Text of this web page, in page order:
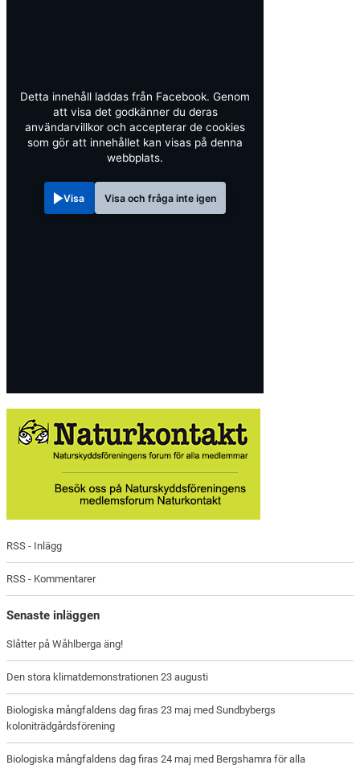
Detta innehåll laddas från Facebook. Genom
att visa det godkänner du deras
användarvillkor och accepterar de cookies
som gör att innehållet kan visas på denna
webbplats.
Visa Visa och fråga inte igen
RSS - Inlägg
RSS - Kommentarer
Senaste inläggen
Slåtter på Wåhlberga äng!
Den stora klimatdemonstrationen 23 augusti
Biologiska mångfaldens dag firas 23 maj med Sundbybergs
koloniträdgårdsförening
Biologiska mångfaldens dag firas 24 maj med Bergshamra för alla